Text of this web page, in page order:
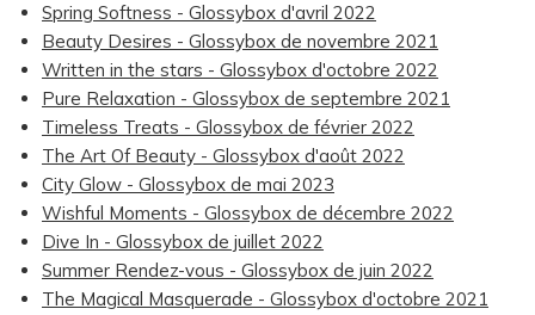
Spring Softness - Glossybox d'avril 2022
Beauty Desires - Glossybox de novembre 2021
Written in the stars - Glossybox d'octobre 2022
Pure Relaxation - Glossybox de septembre 2021
Timeless Treats - Glossybox de février 2022
The Art Of Beauty - Glossybox d'août 2022
City Glow - Glossybox de mai 2023
Wishful Moments - Glossybox de décembre 2022
Dive In - Glossybox de juillet 2022
Summer Rendez-vous - Glossybox de juin 2022
The Magical Masquerade - Glossybox d'octobre 2021